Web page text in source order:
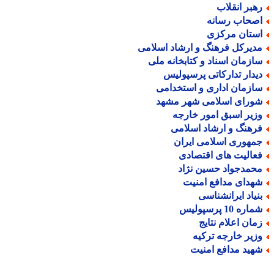
انقلاب
رسانه
مرکزی
فرهنگ و ارشاد اسلامی
اسناد و کتابخانه ملی
تدارکاتی پرسپولیس
اداری و استخدامی
اسلامی شهر مشهد
اسبق امور خارجه
و ارشاد اسلامی
اسلامی ایران
های اقتصادی
حسین نژاد
مدافع امنیت
ایرانشناسی
10 پرسپولیس
اعلام نتایج
خارجه ترکیه
مدافع امنیت